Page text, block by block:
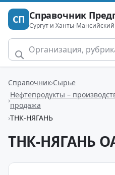
СП Справочник
Сургут и Ханты-
Справочник Сырье
Нефтепродукты –
продажа
ТНК-НЯГАНЬ
ТНК-НЯГАНЬ